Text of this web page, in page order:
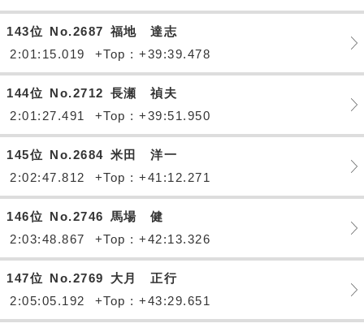
143位 No.2687 福地 達志
2:01:15.019
+Top : +39:39.478
144位 No.2712 長瀬 禎夫
2:01:27.491
+Top : +39:51.950
145位 No.2684 米田 洋一
2:02:47.812
+Top : +41:12.271
146位 No.2746 馬場 健
2:03:48.867
+Top : +42:13.326
147位 No.2769
大月 正行
2:05:05.192
+Top : +43:29.651